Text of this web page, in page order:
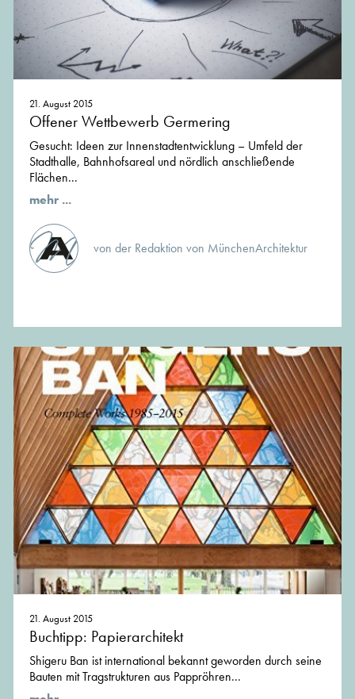
21. August 2015
Offener Wettbewerb Germering
Gesucht: Ideen zur Innenstadtentwicklung – Umfeld der
Stadthalle, Bahnhofsareal und nördlich anschließende
Flächen...
mehr ...
von der Redaktion von MünchenArchitektur
21. August 2015
Buchtipp: Papierarchitekt
Shigeru Ban ist international bekannt geworden durch seine
Bauten mit Tragstrukturen aus Pappröhren...